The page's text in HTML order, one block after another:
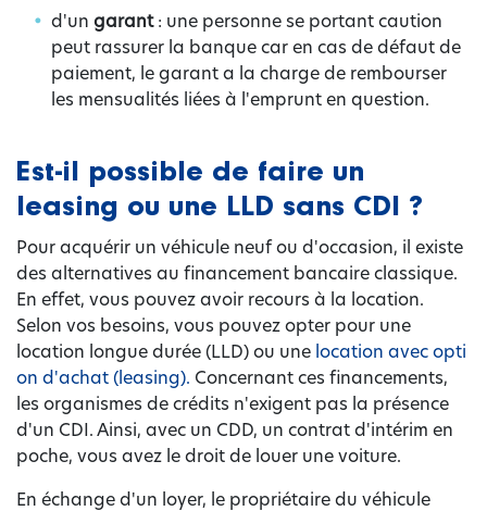
d'un garant: une personne se portant caution
peut rassurer la banque car en cas de défaut de
paiement, le garant a la charge de rembourser
les mensualités liées à l'emprunt en question.
Est-il possible de faire un
leasing ou une LLD sans CDI ?
Pour acquérir un véhicule neuf ou d'occasion, il existe
des alternatives au financement bancaire classique.
En effet, vous pouvez avoir recours à la location.
Selon vos besoins, vous pouvez opter pour une
location longue durée (LLD) ou une location avec opti
on d'achat (leasing). Concernant ces financements,
les organismes de crédits n'exigent pas la présence
d'un CDI. Ainsi, avec un CDD, un contrat d'intérim en
poche, vous avez le droit de louer une voiture.
En échange d'un loyer, le propriétaire du véhicule